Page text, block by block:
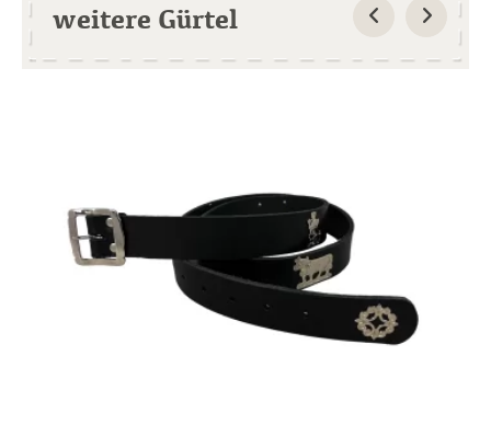
weitere Gürtel